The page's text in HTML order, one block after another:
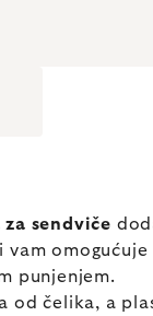
za sendviče
vam omogućuje
punjenjem.
od čelika, a